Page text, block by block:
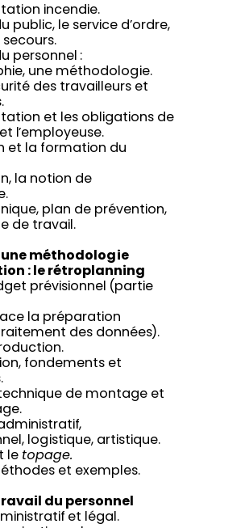
incendie.
public, le service d’ordre,
secours.
personnel :
une méthodologie.
des travailleurs et
et les obligations de
l’employeuse.
et la formation du
la notion de
plan de prévention,
de travail.
une méthodologie
: le rétroplanning
prévisionnel (partie
la préparation
des données).
fondements et
de montage et
logistique, artistique.
le topage.
et exemples.
du personnel
et légal.